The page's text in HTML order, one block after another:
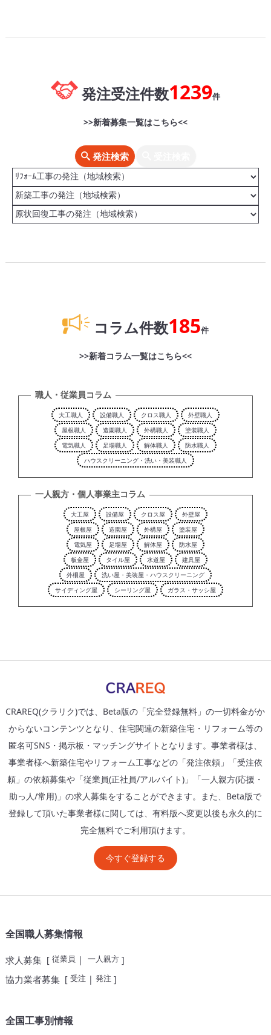
発注受注件数1239件
>>新着募集一覧はこちら<<
発注検索
コラム件数185件
>>新着コラム一覧はこちら<<
職人・従業員コラム
大工職人 設備職人 クロス職人
外壁職人
屋根職人
造園職人 外構職人
塗装職人
電気職人
足場職人 解体職人
防水職人
ハウスクリーニング・洗い・美装職人
一人親方・個人事業主コラム
大工屋 設備屋 クロス屋
外壁屋
屋根屋
造園屋 外構屋
塗装屋
電気屋
足場屋 解体屋
防水屋
板金屋
タイル屋 水道屋
建具屋
外柵屋
洗い屋・美装屋・ハウスクリーニング
サイディング屋
シーリング屋 ガラス・サッシ屋
CRAREQ(クラリク)では、Beta版の「完全登録無料」の一切料金がか
からないコンテンツとなり、住宅関連の新築住宅・リフォーム等の
匿名可SNS・掲示板・マッチングサイトとなります。事業者様は、
事業者様へ新築住宅やリフォーム工事などの「発注依頼」「受注依
頼」の依頼募集や「従業員(正社員/アルバイト)」「一人親方(応援・
助っ人/常用)」の求人募集をすることができます。また、Beta版で
登録して頂いた事業者様に関しては、有料版へ変更以後も永久的に
完全無料でご利用頂けます。
今すぐ登録する
全国職人募集情報
求人募集[ 従業員| 一人親方]
協力業者募集[ 受注| 発注]
全国工事別情報